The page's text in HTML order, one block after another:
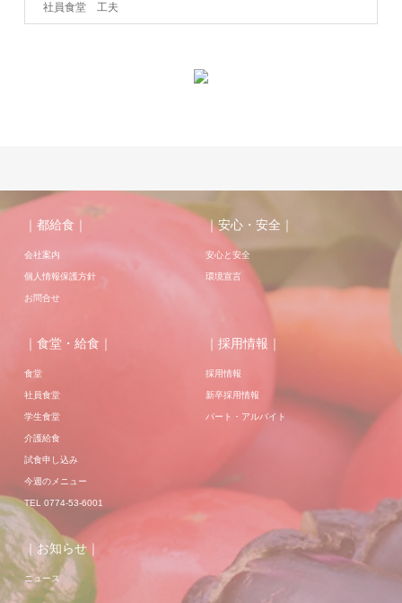
社員食堂 工夫
｜都給食｜
会社案内
個人情報保護方針
お問合せ
｜安心・安全｜
安心と安全
環境宣言
｜食堂・給食｜
食堂
社員食堂
学生食堂
介護給食
試食申し込み
今週のメニュー
TEL 0774-53-6001
｜採用情報｜
採用情報
新卒採用情報
パート・アルバイト
｜お知らせ｜
ニュース